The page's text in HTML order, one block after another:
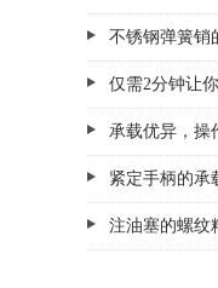
不锈钢弹簧销
仅需2分钟让
承载优异，操
紧定手柄的承
注油塞的螺纹